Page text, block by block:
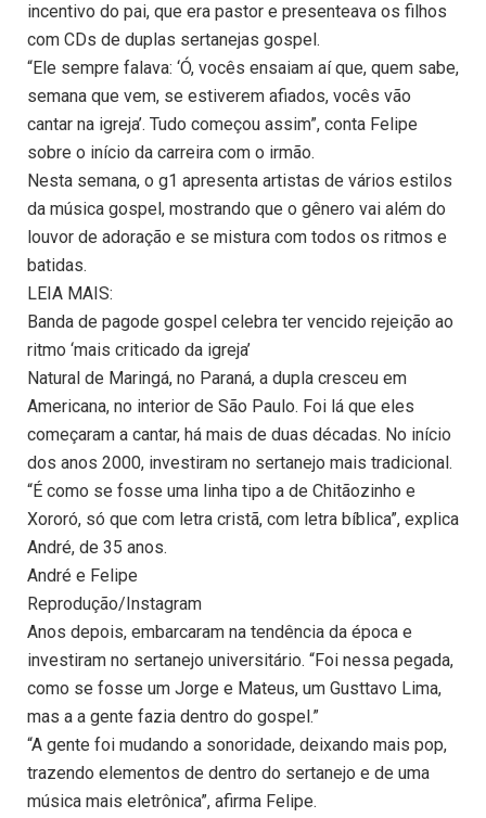
incentivo do pai, que era pastor e presenteava os filhos
com CDs de duplas sertanejas gospel.
“Ele sempre falava: ‘Ó, vocês ensaiam aí que, quem sabe,
semana que vem, se estiverem afiados, vocês vão
cantar na igreja’. Tudo começou assim”, conta Felipe
sobre o início da carreira com o irmão.
Nesta semana, o g1 apresenta artistas de vários estilos
da música gospel, mostrando que o gênero vai além do
louvor de adoração e se mistura com todos os ritmos e
batidas.
LEIA MAIS:
Banda de pagode gospel celebra ter vencido rejeição ao
ritmo ‘mais criticado da igreja’
Natural de Maringá, no Paraná, a dupla cresceu em
Americana, no interior de São Paulo. Foi lá que eles
começaram a cantar, há mais de duas décadas. No início
dos anos 2000, investiram no sertanejo mais tradicional.
“É como se fosse uma linha tipo a de Chitãozinho e
Xororó, só que com letra cristã, com letra bíblica”, explica
André, de 35 anos.
André e Felipe
Reprodução/Instagram
Anos depois, embarcaram na tendência da época e
investiram no sertanejo universitário. “Foi nessa pegada,
como se fosse um Jorge e Mateus, um Gusttavo Lima,
mas a a gente fazia dentro do gospel.”
“A gente foi mudando a sonoridade, deixando mais pop,
trazendo elementos de dentro do sertanejo e de uma
música mais eletrônica”, afirma Felipe.